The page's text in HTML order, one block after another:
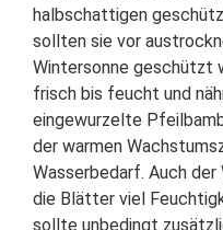
halbschattigen
sollten sie vor
Wintersonne geschützt
frisch bis feucht und
eingewurzelte
der warmen
Wasserbedarf. Auch
die Blätter viel
sollte unbedingt